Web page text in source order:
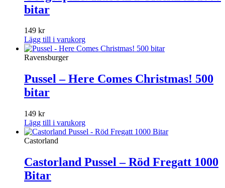
bitar
149 kr
Lägg till i varukorg
Ravensburger
Pussel – Here Comes Christmas! 500
bitar
149 kr
Lägg till i varukorg
Castorland
Castorland Pussel – Röd Fregatt 1000
Bitar